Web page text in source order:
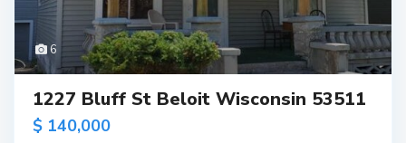
6
1227 Bluff St Beloit Wisconsin 53511
$ 140,000